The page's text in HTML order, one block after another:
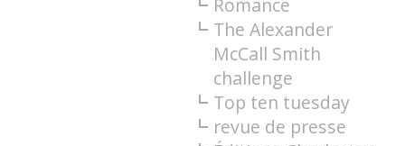
Romance
The Alexander
McCall Smith
challenge
Top ten tuesday
revue de presse